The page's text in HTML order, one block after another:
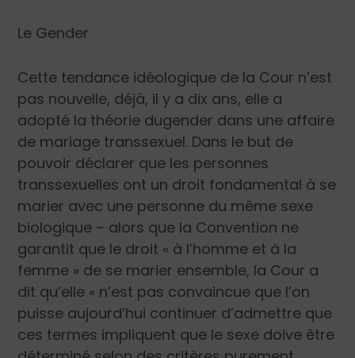
Le Gender
Cette tendance idéologique de la Cour n’est
pas nouvelle, déjà, il y a dix ans, elle a
adopté la théorie dugender dans une affaire
de mariage transsexuel. Dans le but de
pouvoir déclarer que les personnes
transsexuelles ont un droit fondamental à se
marier avec une personne du même sexe
biologique – alors que la Convention ne
garantit que le droit « à l’homme et à la
femme » de se marier ensemble, la Cour a
dit qu’elle « n’est pas convaincue que l’on
puisse aujourd’hui continuer d’admettre que
ces termes impliquent que le sexe doive être